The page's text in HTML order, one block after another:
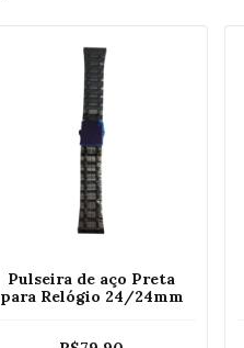
Pulseira de aço Preta
para Relógio 24/24mm